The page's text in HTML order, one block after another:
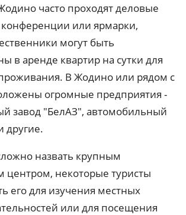
часто проходят деловые
или ярмарки,
могут быть
в аренде квартир на сутки для
В Жодино или рядом с
огромные предприятия -
завод "БелАЗ", автомобильный
другие.
назвать крупным
центром, некоторые туристы
его для изучения местных
или для посещения